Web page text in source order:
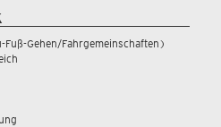
Gehen/Fahrgemeinschaften)